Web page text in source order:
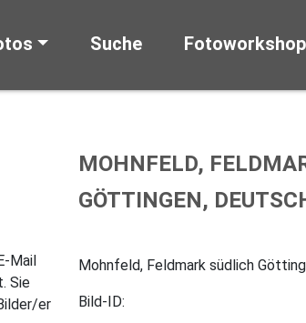
Suche
Mail
Sie
er
MOHNFELD,
GÖTTINGEN,
Mohnfeld, Feldmark südlich
Bild-ID: